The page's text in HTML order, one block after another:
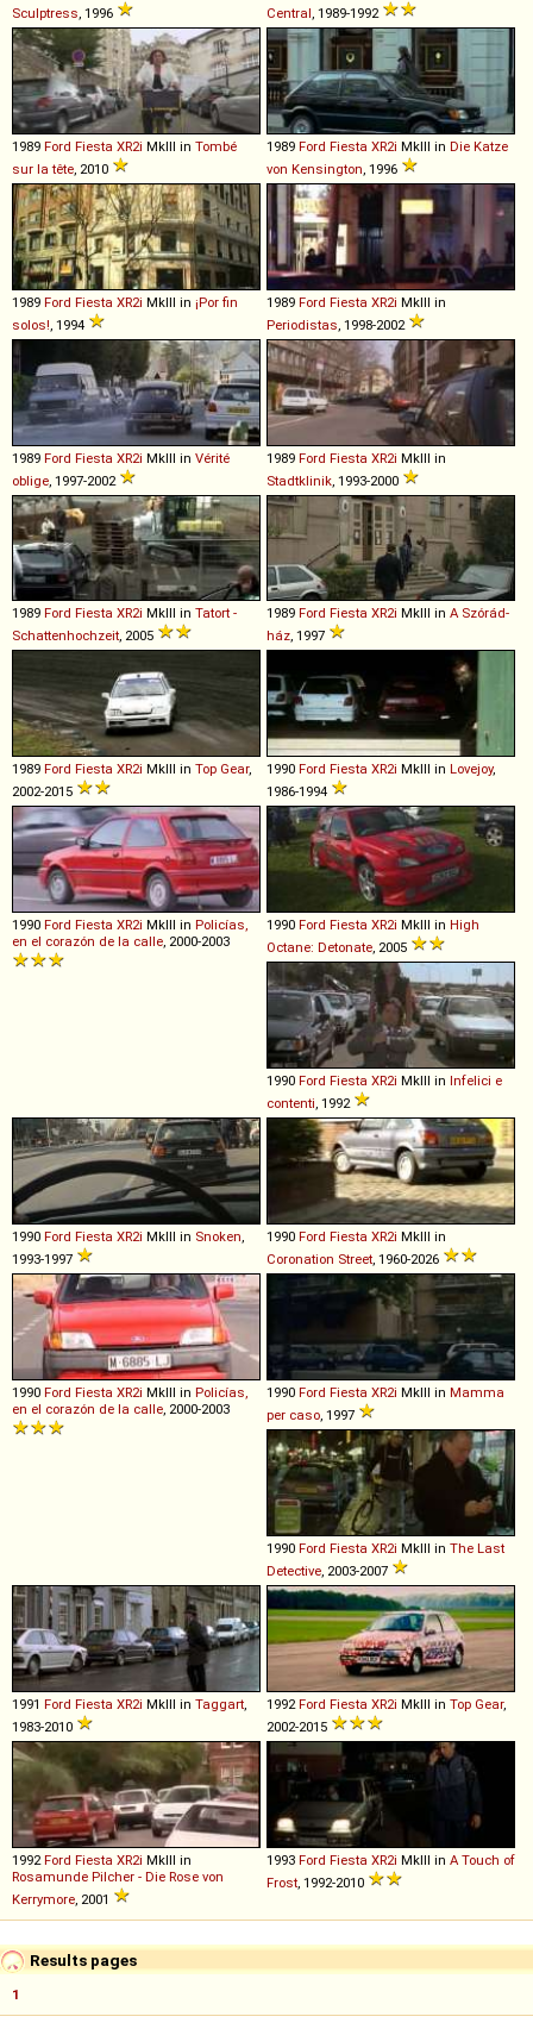
Sculptress , 1996
Central , 1989-1992
1989 Ford Fiesta XR2i MkIII in Tombé
sur la tête , 2010
1989 Ford Fiesta XR2i MkIII in Die Katze
von Kensington , 1996
1989 Ford Fiesta XR2i MkIII in ¡Por fin
solos! , 1994
1989 Ford Fiesta XR2i MkIII in
Periodistas , 1998-2002
1989 Ford Fiesta XR2i MkIII in Vérité
oblige , 1997-2002
1989 Ford Fiesta XR2i MkIII in
Stadtklinik , 1993-2000
1989 Ford Fiesta XR2i MkIII in Tatort -
Schattenhochzeit, 2005
1989 Ford Fiesta XR2i MkIII in A Szórád-
ház, 1997
1989 Ford Fiesta XR2i MkIII in Top Gear,
2002-2015
1990 Ford Fiesta XR2i MkIII in Lovejoy,
1986-1994
1990 Ford Fiesta XR2i MkIII in Policías,
en el corazón de la calle, 2000-2003
1990 Ford Fiesta XR2i MkIII in High
Octane: Detonate, 2005
1990 Ford Fiesta XR2i MkIII in Infelici e
contenti, 1992
1990 Ford Fiesta XR2i MkIII in Snoken,
1993-1997
1990 Ford Fiesta XR2i MkIII in
Coronation Street, 1960-2026
1990 Ford Fiesta XR2i MkIII in Policías,
en el corazón de la calle, 2000-2003
1990 Ford Fiesta XR2i MkIII in Mamma
per caso, 1997
1990 Ford Fiesta XR2i MkIII in The Last
Detective, 2003-2007
1991 Ford Fiesta XR2i MkIII in Taggart,
1983-2010
1992Ford Fiesta XR2i MkIII in Top Gear,
2002-2015
1992Ford Fiesta XR2i MkIII in
Rosamunde Pilcher - Die Rose von
Kerrymore, 2001
1993 Ford Fiesta XR2i MkIII in A Touch of
Frost, 1992-2010
Results pages
1